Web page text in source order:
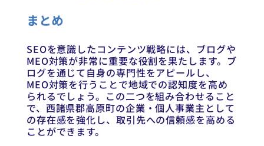
まとめ
SEOを意識したコンテンツ戦略には、ブログや
MEO対策が非常に重要な役割を果たします。ブ
ログを通じて自身の専門性をアピールし、
MEO対策を行うことで地域での認知度を高め
られるでしょう。この二つを組み合わせること
で、西諸県郡高原町の企業・個人事業主として
の存在感を強化し、取引先への信頼感を高める
ことができます。